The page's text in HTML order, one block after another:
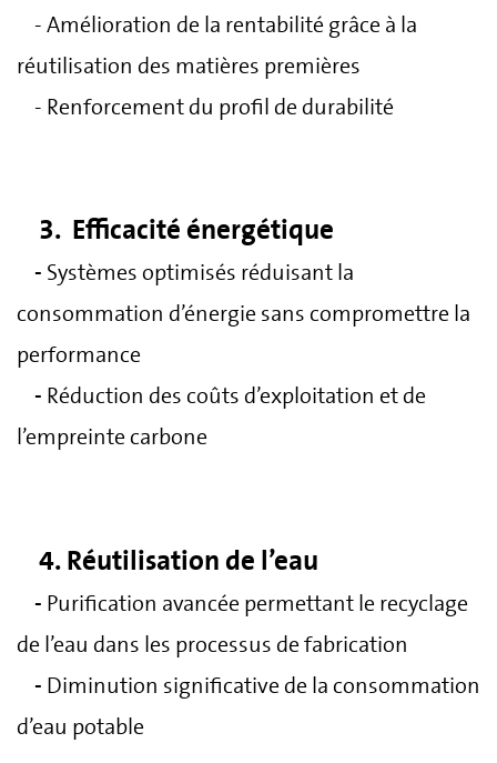
- Amélioration de la rentabilité grâce à la
réutilisation des matières premières
- Renforcement du profil de durabilité
3. Efficacité énergétique
- Systèmes optimisés réduisant la
consommation d’énergie sans compromettre la
performance
- Réduction des coûts d’exploitation et de
l’empreinte carbone
4. Réutilisation de l’eau
- Purification avancée permettant le recyclage
de l’eau dans les processus de fabrication
- Diminution significative de la consommation
d’eau potable